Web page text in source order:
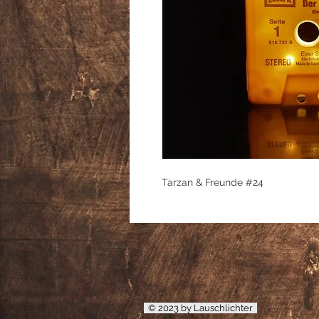
Tarzan & Freunde #24
© 2023 by Lauschlichter